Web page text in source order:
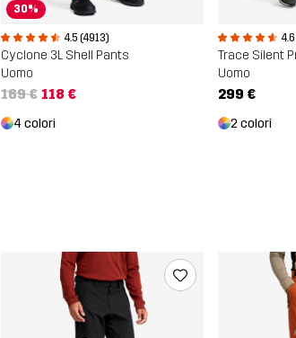
30%
4.5 (4913)
Cyclone 3L Shell Pants
Uomo
169 € 118 €
4 colori
Trace Silent
Uomo
299 €
2 colori